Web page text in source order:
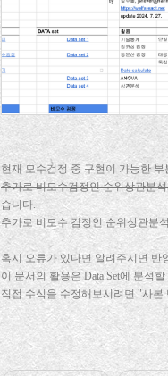
현재 모수검정 중 구현이 가능한
추가로 비모수검정인 순위상관분
습니다.
추가로 비모수 검정인 순위상관분
혹시 오류가 있다면 알려주시면 반
이 문서의 활용은 Data Set에 분석
직접 수식을 수정해보시려면 "사